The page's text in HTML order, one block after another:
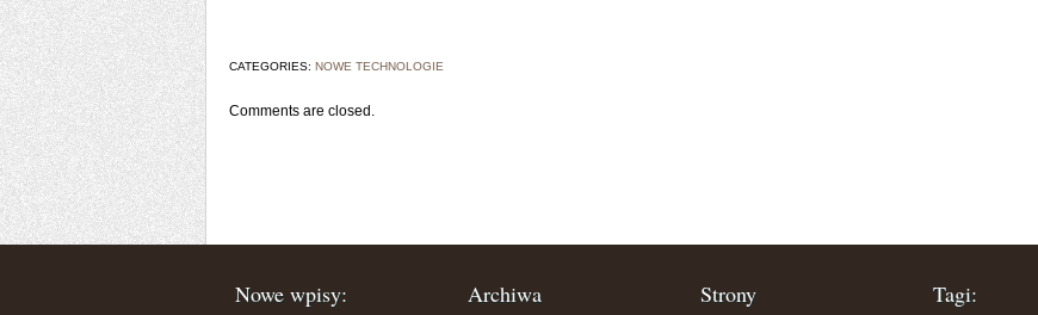
CATEGORIES: NOWE TECHNOLOGIE
Comments are closed.
Nowe wpisy: Archiwa Strony Tagi: